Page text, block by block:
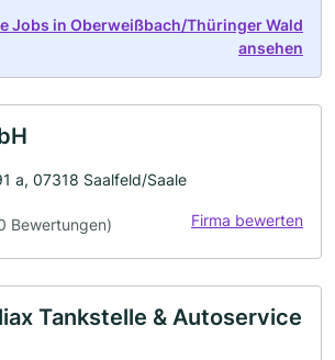
Jobs in Oberweißbach/Thüringer Wald
ansehen
a, 07318 Saalfeld/Saale
Bewertungen) Firma bewerten
Tankstelle & Autoservice